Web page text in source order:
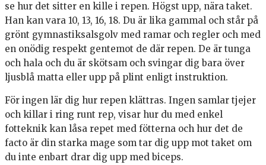
se hur det sitter en kille i repen. Högst upp, nära taket.
Han kan vara 10, 13, 16, 18. Du är lika gammal och står på
grönt gymnastiksalsgolv med ramar och regler och med
en onödig respekt gentemot de där repen. De är tunga
och hala och du är skötsam och svingar dig bara över
ljusblå matta eller upp på plint enligt instruktion.
För ingen lär dig hur repen klättras. Ingen samlar tjejer
och killar i ring runt rep, visar hur du med enkel
fotteknik kan låsa repet med fötterna och hur det de
facto är din starka mage som tar dig upp mot taket om
du inte enbart drar dig upp med biceps.